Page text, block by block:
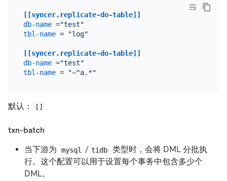
[[syncer.replicate-do-table]]
db-name ="test"
tbl-name = "log"
[[syncer.replicate-do-table]]
db-name ="test"
tbl-name = "~^a.*"
默认： []
txn-batch
当下游为
mysql / tidb
类型时，会将 DML 分批执
行。这个配置可以用于设置每个事务中包含多少个
DML。